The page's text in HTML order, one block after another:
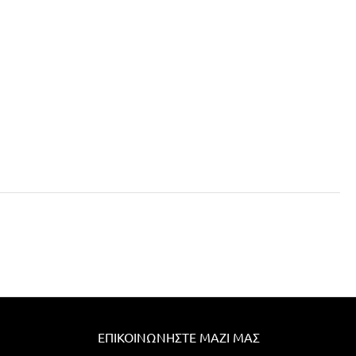
ΕΠΙΚΟΙΝΩΝΉΣΤΕ ΜΑΖΊ ΜΑΣ